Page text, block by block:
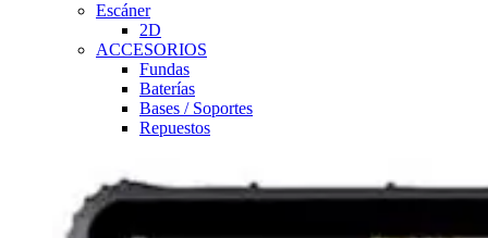
Escáner
2D
ACCESORIOS
Fundas
Baterías
Bases / Soportes
Repuestos